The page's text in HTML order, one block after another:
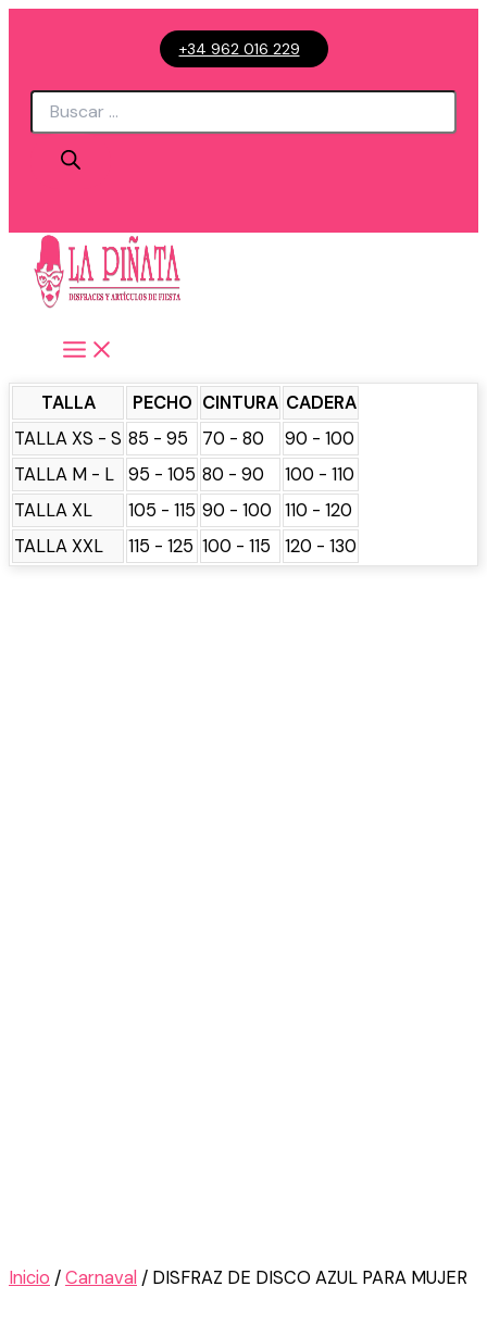
+34 962 016 229
Búsqueda
TALLA PECHO CINTURA CADERA
TALLA XS - S 85 - 95 70 - 80
90 - 100
TALLA M - L
95 - 105 80 - 90
100 - 110
TALLA XL
105 - 115 90 - 100
110 - 120
TALLA XXL
115 - 125 100 - 115 120 - 130
Inicio /Carnaval / DISFRAZ DE DISCO AZUL PARA MUJER